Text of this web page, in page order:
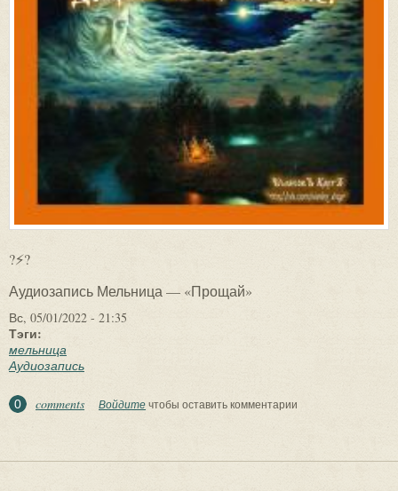
?⚡?
Аудиозапись Мельница — «Прощай»
Вс, 05/01/2022 - 21:35
Тэги:
мельница
Аудиозапись
0 comments Войдитечтобы оставить комментарии